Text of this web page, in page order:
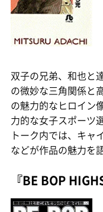
双子の兄弟、和也と
の微妙な三角関係と
の魅力的なヒロイン
力的な女子スポーツ
トーク内では、キャ
などが作品の魅力を
『BE BOP